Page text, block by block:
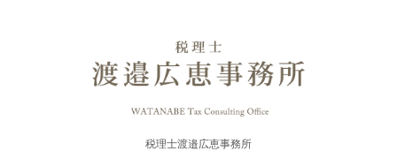
税理士渡邉広恵事務所